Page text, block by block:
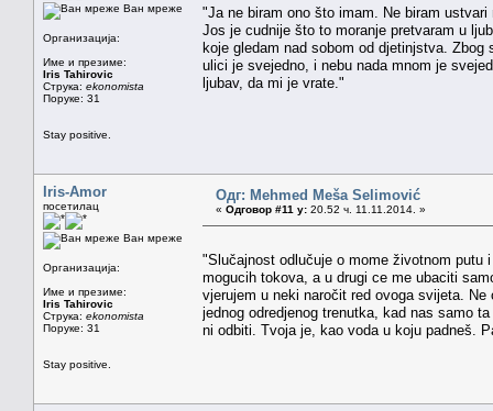
Ван мреже
Организација:
Име и презиме:
Iris Tahirovic
Струка: ekonomista
Поруке: 31
Stay positive.
"Ja ne biram ono što imam. Ne biram
Jos je cudnije što to moranje pretvaram u
koje gledam nad sobom od djetinjstva.
ulici je svejedno, i nebu nada mnom je
ljubav, da mi je vrate."
Iris-Amor
посетилац
Ван мреже
Организација:
Име и презиме:
Iris Tahirovic
Струка: ekonomista
Поруке: 31
Stay positive.
Одг: Mehmed Meša Selimović
« Одговор #11 у: 20.52 ч. 11.11.2014. »
"Slučajnost odlučuje o mome životnom putu
mogucih tokova, a u drugi ce me ubaciti
vjerujem u neki naročit red ovoga svijeta.
jednog odredjenog trenutka, kad nas samo
ni odbiti. Tvoja je, kao voda u koju padneš.